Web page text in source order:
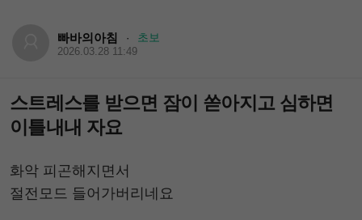
빠바의아침 · 초보
2026.03.28 11:49
스트레스를 받으면 잠이 쏟아지고 심하면
이틀내내 자요
화악 피곤해지면서
절전모드 들어가버리네요